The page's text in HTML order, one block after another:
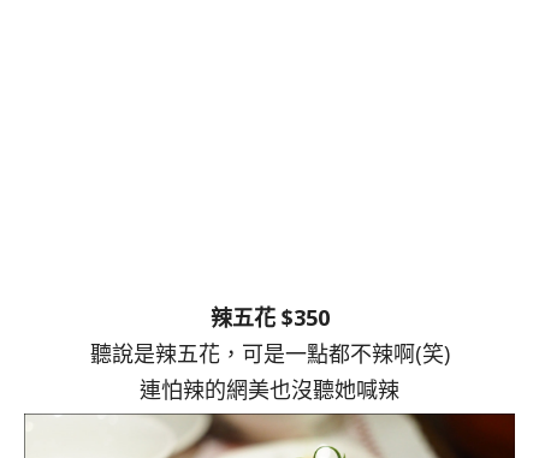
辣五花 $350
聽說是辣五花，可是一點都不辣啊(笑)
連怕辣的網美也沒聽她喊辣